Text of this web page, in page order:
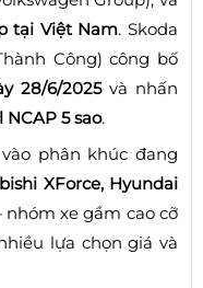
tại Việt Nam. Skoda
Công) công bố
28/6/2025và nhấn
5 sao.
phân khúc đang
XForce, Hyundai
xe gầm cao cỡ
lựa chọn giá và